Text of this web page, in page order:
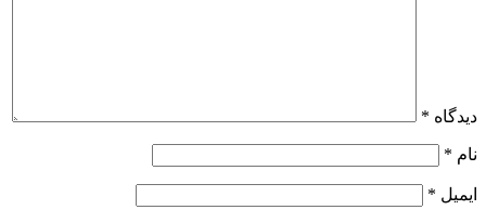
دیدگاه *
نام *
ایمیل *